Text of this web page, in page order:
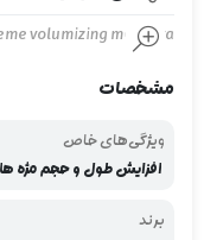
volumizing mascara
مشخصات
ویژگی‌های خاص
افزایش طول و حجم مژه
ه ها، رنگدانه های غنی و
برند